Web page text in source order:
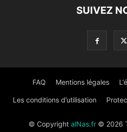
SUIVEZ
FAQ Mentions légales
Les conditions d’utilisation
© Copyright alNas.fr© 2026